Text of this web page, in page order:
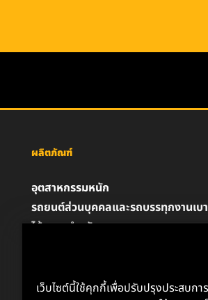
ผลิตภัณฑ์
อุตสาหกรรมหนัก
รถยนต์ส่วนบุคคลและรถบรรทุกงานเบา
ไส้กรองสำหรับอุตสาหกรรม
เว็บไซต์นี้ใช้คุกกี้เพื่อปรับปรุงประสบกา